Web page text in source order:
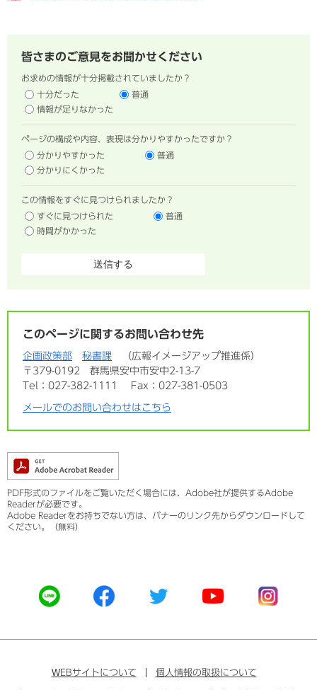
皆さまのご意見をお聞かせください
お求めの情報が十分掲載されていましたか？
十分だった
普通
情報が足りなかった
ページの構成や内容、表現は分かりやすかったですか？
分かりやすかった
普通
分かりにくかった
この情報をすぐに見つけられましたか？
すぐに見つけられた
普通
時間がかかった
このページに関するお問い合わせ先
企画政策部 秘書課
広報イメージアップ推進係
〒379-0192
群馬県安中市安中2-13-7
Tel：027-382-1111
Fax：027-381-0503
メールでのお問い合わせはこちら
PDF形式のファイルをご覧いただく場合には、Adobe社が提供するAdobe
Readerが必要です。
Adobe Readerをお持ちでない方は、バナーのリンク先からダウンロードして
ください。（無料）
公
式
公
式
ス
公
式
タ
公
式
ュ
公
式
WEBサイトについて 個人情報の取扱について